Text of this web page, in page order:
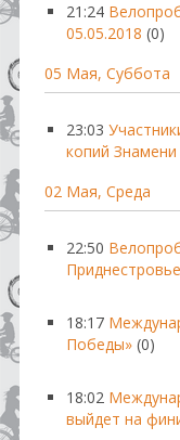
21:24
05.05.2018 (0)
05 Мая, Суббота
23:03
копий
02 Мая, Среда
22:50
18:17
Победы» (0)
18:02
выйдет на